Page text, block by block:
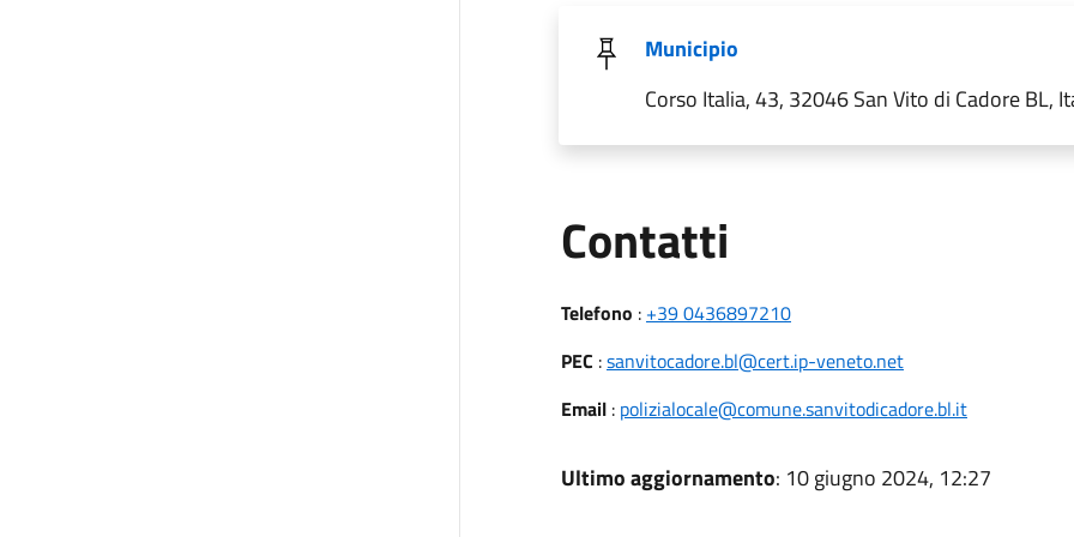
Municipio
Corso Italia, 43, 32046 San Vito di Cadore BL,
Contatti
Telefono : +39 0436897210
PEC :sanvitocadore.bl@cert.ip-veneto.net
Email: polizialocale@comune.sanvitodicadore.bl.it
Ultimo aggiornamento: 10 giugno 2024, 12:27